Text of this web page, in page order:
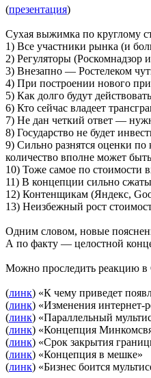
(презентация)
Сухая выжимка по круглому
1) Все участники рынка (и
2) Регуляторы
3) Внезапно — Ростелеком
4) При построении нового
5) Как долго будут
6) Кто сейчас владеет
7) Не дан четкий ответ —
8) Государство не будет
9) Сильно разнятся оценки по
количество вполне может
10) Тоже самое по стоимости
11) В концепции сильно
12) Контенщикам (Яндекс,
13) Неизбежный рост
Одним словом, новые
А по факту — целостной
Можно проследить реакцию
(линк) «К чему приведет
(линк) «Изменения интернет-
(линк) «Параллельный
(линк) «Концепция
(линк) «Срок закрытия
(линк) «Концепция в мешке»
(линк) «Бизнес боится